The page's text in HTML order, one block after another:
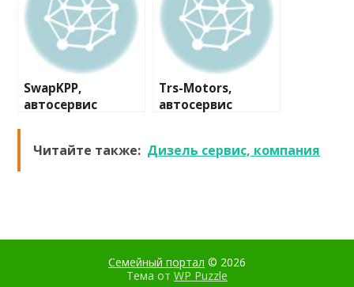
SwapKPP,
автосервис
Trs-Motors,
автосервис
Читайте также: Дизель сервис, компания
Семейный портал © 2026
Тема от WP Puzzle